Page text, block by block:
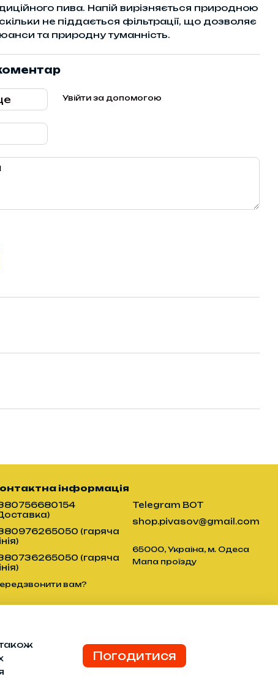
пива. Напій вирізняється природною
не піддається фільтрації, що дозволяє
та природну туманність.
Увійти за допомогою
інформація
(гаряча
(гаряча
вам?
Telegram BOT
shop.pivasov@gmail.com
65000, Украіна, м. Одеса
Мапа проїзду
Погодитися